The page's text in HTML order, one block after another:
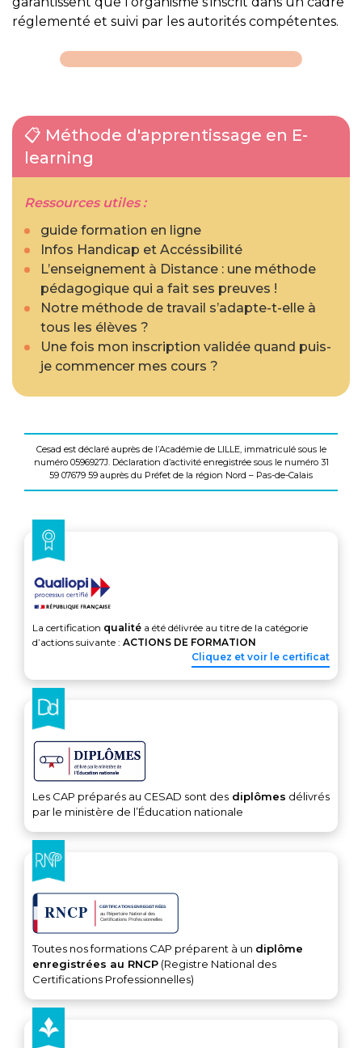
réglementé et suivi par les autorités compétentes.
📋 Méthode d'apprentissage en E-
learning
Ressources utiles :
guide formation en ligne
Infos Handicap et Accéssibilité
L’enseignement à Distance : une méthode
pédagogique qui a fait ses preuves !
Notre méthode de travail s’adapte-t-elle à
tous les élèves ?
Une fois mon inscription validée quand puis-
je commencer mes cours ?
Cesad est déclaré auprès de l’Académie de LILLE, immatriculé sous le
numéro 0596927J. Déclaration d’activité enregistrée sous le numéro 31
59 07679 59 auprès du Préfet de la région Nord – Pas-de-Calais
La certification qualité a été délivrée au titre de la catégorie
d’actions suivante : ACTIONS DE FORMATION
Cliquez et voir le certificat
Les CAP préparés au CESAD sont des diplômes délivrés
par le ministère de l’Éducation nationale
Toutes nos formations CAP préparent à un diplôme
enregistrées au RNCP (Registre National des
Certifications Professionnelles)